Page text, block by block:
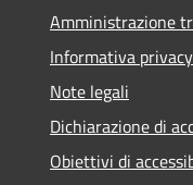
Amministrazione
Informativa privacy
Note legali
Dichiarazione di
Obiettivi di